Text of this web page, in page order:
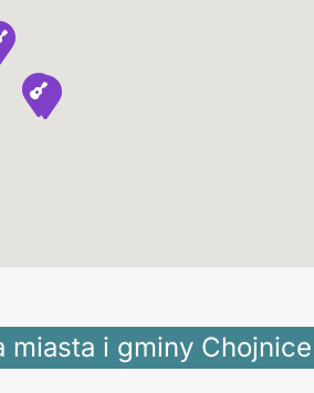
miasta i gminy Chojnice